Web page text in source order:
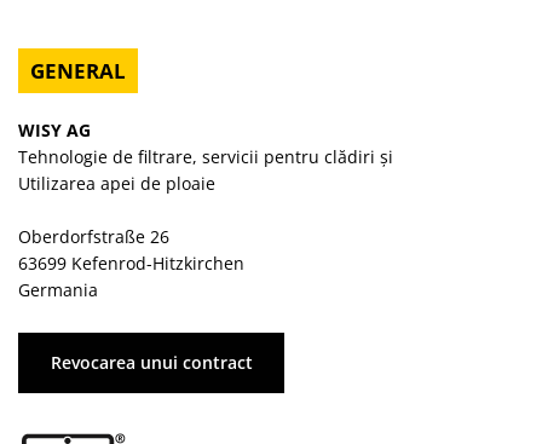
GENERAL
WISY AG
Tehnologie de filtrare, servicii pentru clădiri și
Utilizarea apei de ploaie
Oberdorfstraße 26
63699 Kefenrod-Hitzkirchen
Germania
Revocarea unui contract